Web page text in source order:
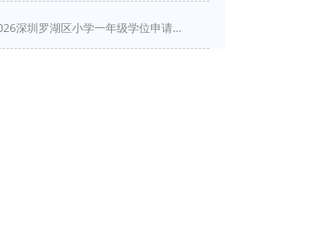
2026深圳罗湖区小学一年级学位申请指南